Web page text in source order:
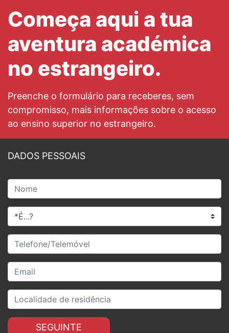
Começa aqui a tua
aventura académica
no estrangeiro.
Preenche o formulário para receberes, sem
compromisso, mais informações sobre o acesso
ao ensino superior no estrangeiro.
DADOS PESSOAIS
SEGUINTE